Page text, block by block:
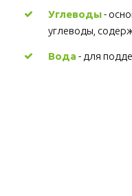
Углеводы -
углеводы,
Вода - для